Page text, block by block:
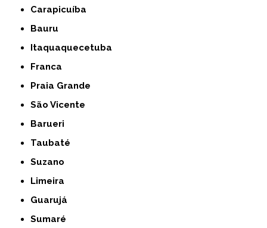
Carapicuíba
Bauru
Itaquaquecetuba
Franca
Praia Grande
São Vicente
Barueri
Taubaté
Suzano
Limeira
Guarujá
Sumaré